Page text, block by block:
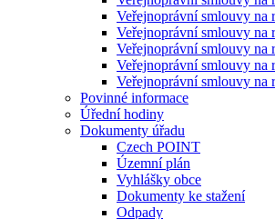
Veřejnoprávní smlouvy na
Veřejnoprávní smlouvy na
Veřejnoprávní smlouvy na
Veřejnoprávní smlouvy na
Veřejnoprávní smlouvy na
Povinné informace
Úřední hodiny
Dokumenty úřadu
Czech POINT
Územní plán
Vyhlášky obce
Dokumenty ke stažení
Odpady